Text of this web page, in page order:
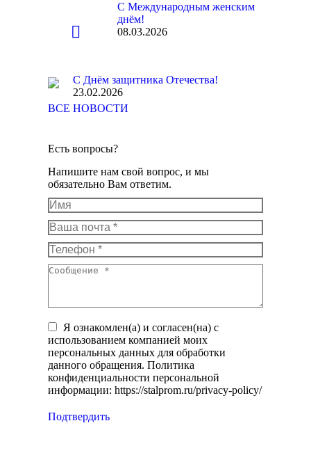
С Международным женским
днём!
08.03.2026
С Днём защитника Отечества!
23.02.2026
ВСЕ НОВОСТИ
Есть вопросы?
Напишите нам свой вопрос, и мы
обязательно Вам ответим.
Имя
Ваша почта *
Телефон *
Сообщение *
Я ознакомлен(а) и согласен(на) с
использованием компанией моих
персональных данных для обработки
данного обращения. Политика
конфиденциальности персональной
информации: https://stalprom.ru/privacy-policy/
Подтвердить